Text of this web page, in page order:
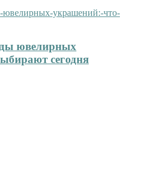
ювелирных
сегодня